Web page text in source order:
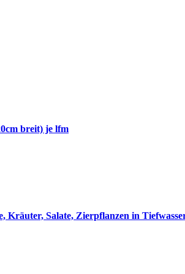
breit) je lfm
Kräuter, Salate, Zierpflanzen in